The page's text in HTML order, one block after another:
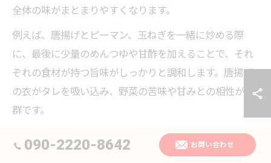
全体の味がまとまりやすくなります。
例えば、唐揚げとピーマン、玉ねぎを一緒に炒める際
に、最後に少量のめんつゆや甘酢を加えることで、それ
ぞれの食材が持つ旨味がしっかりと調和します。唐揚げ
の衣がタレを吸い込み、野菜の苦味や甘みとの相性が抜
群です。
お子様向けにはケチャップやチーズを加えるアレンジも
人気。大人にはピリ辛の調味料をプラスするなど、年代
090-2220-8642 お問い合わせ